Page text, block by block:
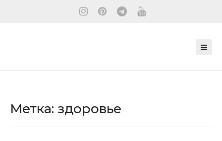
Метка: здоровье